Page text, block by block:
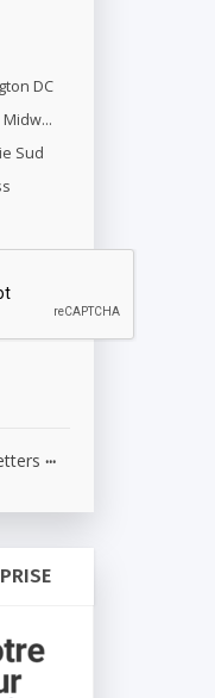
DC
Chicago Midwest
Sud
...